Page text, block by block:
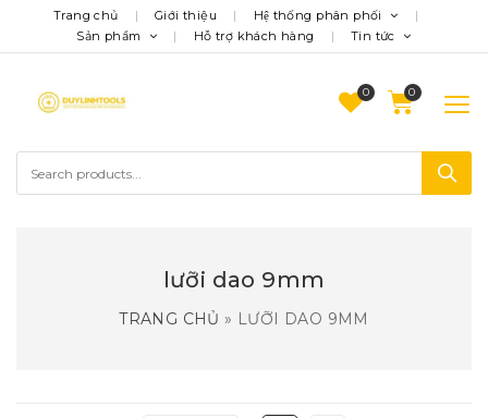
Trang chủ Giới thiệu
Hệ thống phân phối
Sản phẩm
Hỗ trợ khách hàng Tin tức
0
lưỡi dao 9mm
TRANG CHỦ » LƯỠI DAO 9MM